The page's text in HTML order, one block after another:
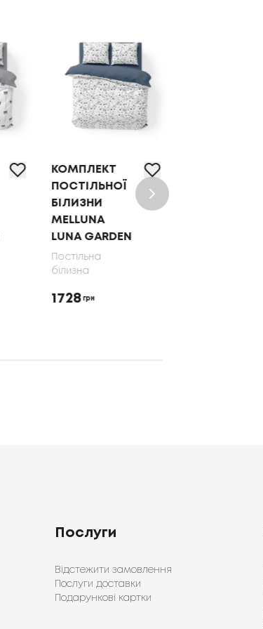
КОМПЛЕКТ
ПОСТІЛЬНОЇ
БІЛИЗНИ
MELLUNA
LUNA GARDEN
Постільна
білизна
1728 грн
Послуги
Відстежити замовлення
Послуги доставки
Подарункові картки